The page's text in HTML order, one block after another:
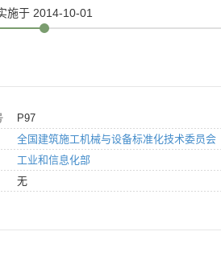
施于 2014-10-01
P97
全国建筑施工机械与设备标准化技术委员会
工业和信息化部
无